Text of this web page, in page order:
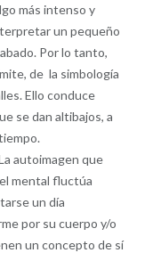
más intenso y
un pequeño
Por lo tanto,
de la simbología
Ello conduce
se dan altibajos, a
autoimagen que
mental fluctúa
un día
por su cuerpo y/o
un concepto de sí